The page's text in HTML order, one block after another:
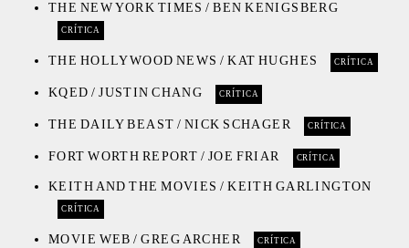
THE NEW YORK TIMES / BEN KENIGSBERG
CRÍTICA
THE HOLLYWOOD NEWS / KAT HUGHES CRÍTICA
KQED / JUSTIN CHANG CRÍTICA
THE DAILY BEAST / NICK SCHAGER CRÍTICA
FORT WORTH REPORT / JOE FRIAR CRÍTICA
KEITH AND THE MOVIES / KEITH GARLINGTON
CRÍTICA
MOVIE WEB / GREG ARCHER CRÍTICA